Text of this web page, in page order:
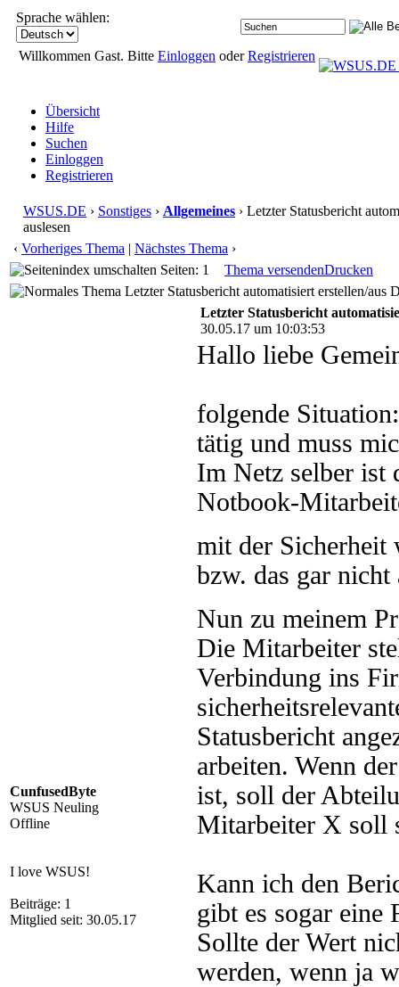
Sprache wählen:
Willkommen Gast. Bitte Einloggen oderRegistrieren
Übersicht
Hilfe
Suchen
Einloggen
Registrieren
WSUS.DE › Sonstiges › Allgemeines › Letzter Statusbericht
auslesen
‹ Vorheriges Thema | Nächstes Thema ›
Seiten: 1
Thema versendenDrucken
Letzter Statusbericht automatisiert erstellen/aus
CunfusedByte
WSUS Neuling
Offline
I love WSUS!
Beiträge: 1
Mitglied seit: 30.05.17
Letzter Statusbericht
30.05.17 um 10:03:53
Hallo liebe
folgende
tätig und muss
Im Netz selber ist
Notbook-
mit der Sicherheit
bzw. das gar
Nun zu meinem
Die Mitarbeiter
Verbindung ins
Statusbericht
arbeiten. Wenn
ist, soll der
Mitarbeiter X soll
Kann ich den
gibt es sogar eine
Sollte der Wert
werden, wenn ja